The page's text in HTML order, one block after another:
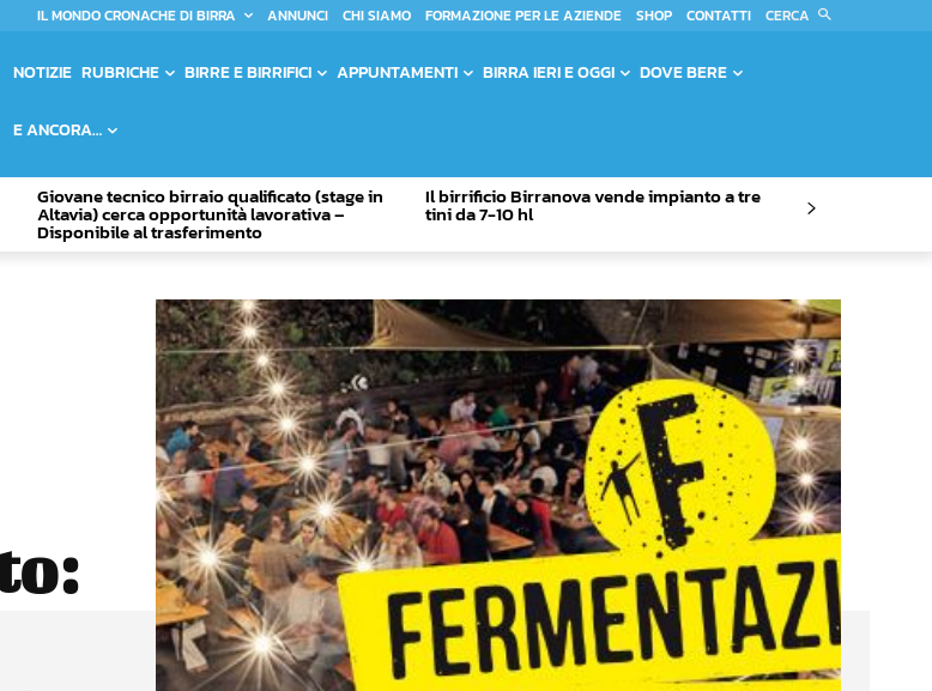
IL MONDO CRONACHE DI BIRRA ANNUNCI CHI SIAMO FORMAZIONE PER LE AZIENDE SHOP CONTATTI CERCA
NOTIZIE RUBRICHE BIRRE E BIRRIFICI APPUNTAMENTI BIRRA IERI E OGGI DOVE BERE
E ANCORA…
Giovane tecnico birraio qualificato (stage in
Altavia) cerca opportunità lavorativa –
Disponibile al trasferimento
Il birrificio Birranova vende impianto a tre
tini da 7-10 hl